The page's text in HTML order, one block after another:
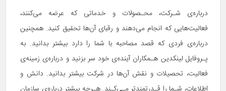
درباره‌ی شـرکت، محـصولات و خدماتی که عرضه می‌کنند،
فعالیت‌هایی که انجام می‌دهند و رقبای آن‌ها تحقیق کنید. همچنین
درباره‌ی فردی که قصد مصاحبه با شما را دارد بیشتر بدانید. به
پـروفایل لینکدین هـمکاران آینده‌ی خود سر بزنید و درباره‌ی زمینه‌ی
فعالیت، تحصیلات و نقش آن‌ها در شرکت بیشتر بدانید. دانش و